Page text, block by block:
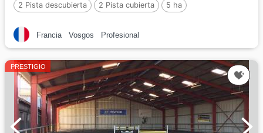
2 Pista descubierta
2 Pista cubierta 5 ha
Francia Vosgos Profesional
PRESTIGIO